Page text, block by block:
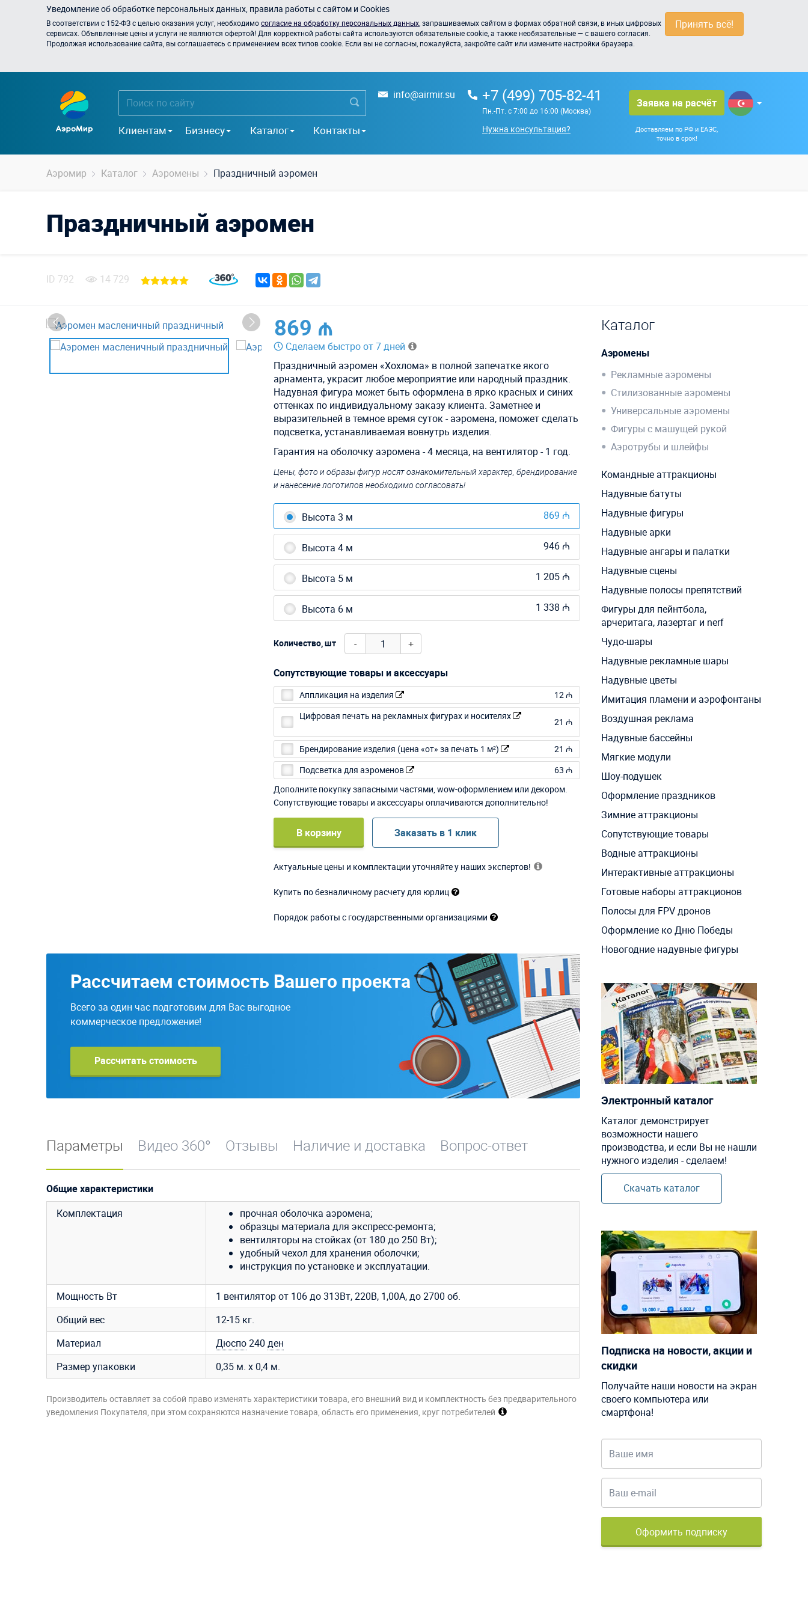
Принять всё!
Уведомление об обработке персональных данных, правила работы с сайтом и Cookies
В соответствии с 152-ФЗ с целью оказания услуг, необходимосогласие на обработку персональных данных , запрашиваемых сайтом в формах обратной связи, в иных цифровых
сервисах. Объявленные цены и услуги не являются офертой! Для корректной работы сайта используются обязательные cookie, а также необязательные — с вашего согласия.
Продолжая использование сайта, вы соглашаетесь с применением всех типов cookie. Если вы не согласны, пожалуйста, закройте сайт или измените настройки браузера.
Клиентам Бизнесу Каталог Контакты
info@airmir.su +7 (499) 705-82-41
Пн.-Пт. с 7:00 до 16:00 (Москва)
Нужна консультация?
Заявка на расчёт
Доставляем по РФ и ЕАЭС,
точно в срок!
Аэромир Каталог Аэромены Праздничный аэромен
Праздничный аэромен
ID 792 14 729
869 ₼
Сделаем быстро от 7 дней
Праздничный аэромен «Хохлома» в полной запечатке якого
арнамента, украсит любое мероприятие или народный праздник.
Надувная фигура может быть оформлена в ярко красных и синих
оттенках по индивидуальному заказу клиента. Заметнее и
выразительней в темное время суток - аэромена, поможет сделать
подсветка, устанавливаемая вовнутрь изделия.
Гарантия на оболочку аэромена - 4 месяца, на вентилятор - 1 год.
Цены, фото и образы фигур носят ознакомительный характер, брендирование
и нанесение логотипов необходимо согласовать!
Высота 3 м 869 ₼
Высота 4 м 946 ₼
Высота 5 м 1 205 ₼
Высота 6 м 1 338 ₼
Количество, шт - +
Сопутствующие товары и аксессуары
Аппликация на изделия
12 ₼
Цифровая печать на рекламных фигурах и носителях
21 ₼
Брендирование изделия (цена «от» за печать 1 м²)
21 ₼
Подсветка для аэроменов
63 ₼
Дополните покупку запасными частями, wow-оформлением или декором.
Сопутствующие товары и аксессуары оплачиваются дополнительно!
В корзину Заказать в 1 клик
Актуальные цены и комплектации уточняйте у наших экспертов!
Купить по безналичному расчету для юрлиц
Порядок работы с государственными организациями
Рассчитаем стоимость Вашего проекта
Всего за один час подготовим для Вас выгодное
коммерческое предложение!
Рассчитать стоимость
Параметры Видео 360° Отзывы Наличие и доставка Вопрос-ответ
Общие характеристики
Комплектация
прочная оболочка аэромена;
образцы материала для экспресс-ремонта;
вентиляторы на стойках (от 180 до 250 Вт);
удобный чехол для хранения оболочки;
инструкция по установке и эксплуатации.
Мощность Вт
1 вентилятор от 106 до 313Вт, 220В, 1,00A, до 2700 об.
Общий вес
12-15 кг.
Материал
Дюспо240 ден
Размер упаковки
0,35 м. х 0,4 м.
Производитель оставляет за собой право изменять характеристики товара, его внешний вид и комплектность без предварительного
уведомления Покупателя, при этом сохраняются назначение товара, область его применения, круг потребителей
Каталог
Аэромены
Рекламные аэромены
Стилизованные аэромены
Универсальные аэромены
Фигуры с машущей рукой
Аэротрубы и шлейфы
Командные аттракционы
Надувные батуты
Надувные фигуры
Надувные арки
Надувные ангары и палатки
Надувные сцены
Надувные полосы препятствий
Фигуры для пейнтбола,
арчеритага, лазертаг и nerf
Чудо-шары
Надувные рекламные шары
Надувные цветы
Имитация пламени и аэрофонтаны
Воздушная реклама
Надувные бассейны
Мягкие модули
Шоу-подушек
Оформление праздников
Зимние аттракционы
Сопутствующие товары
Водные аттракционы
Интерактивные аттракционы
Готовые наборы аттракционов
Полосы для FPV дронов
Оформление ко Дню Победы
Новогодние надувные фигуры
Электронный каталог
Каталог демонстрирует
возможности нашего
производства, и если Вы не нашли
нужного изделия - сделаем!
Скачать каталог
Подписка на новости, акции и
скидки
Получайте наши новости на экран
своего компьютера или
смартфона!
Оформить подписку